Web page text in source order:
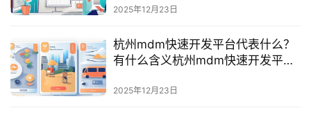
最
新
2025年12月23日
杭州mdm快速开发平台代表什么？
有什么含义杭州mdm快速开发平台
2025年12月23日